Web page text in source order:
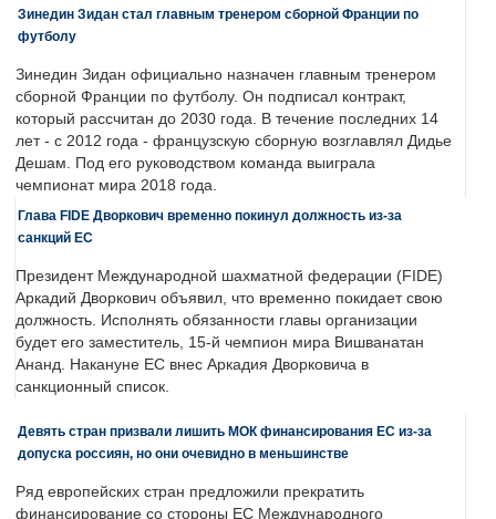
Зинедин Зидан стал главным тренером сборной Франции по
футболу
Зинедин Зидан официально назначен главным тренером
сборной Франции по футболу. Он подписал контракт,
который рассчитан до 2030 года. В течение последних 14
лет - с 2012 года - французскую сборную возглавлял Дидье
Дешам. Под его руководством команда выиграла
чемпионат мира 2018 года.
Глава FIDE Дворкович временно покинул должность из-за
санкций ЕС
Президент Международной шахматной федерации (FIDE)
Аркадий Дворкович объявил, что временно покидает свою
должность. Исполнять обязанности главы организации
будет его заместитель, 15-й чемпион мира Вишванатан
Ананд. Накануне ЕС внес Аркадия Дворковича в
санкционный список.
Девять стран призвали лишить МОК финансирования ЕС из-за
допуска россиян, но они очевидно в меньшинстве
Ряд европейских стран предложили прекратить
финансирование со стороны ЕС Международного